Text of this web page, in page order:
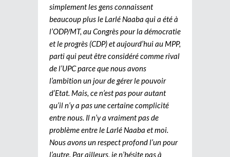
simplement les gens connaissent
beaucoup plus le Larlé Naaba qui a été à
l’ODP/MT, au Congrès pour la démocratie
et le progrès (CDP) et aujourd’hui au MPP,
parti qui peut être considéré comme rival
de l’UPC parce que nous avons
l’ambition un jour de gérer le pouvoir
d’Etat. Mais, ce n’est pas pour autant
qu’il n’y a pas une certaine complicité
entre nous. Il n’y a vraiment pas de
problème entre le Larlé Naaba et moi.
Nous avons un respect profond l’un pour
l’autre. Par ailleurs, je n’hésite pas à